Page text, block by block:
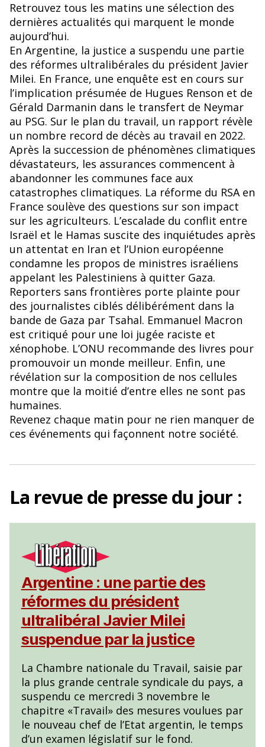
e
b
o
o
k
e
y
Retrouvez tous les matins une sélection des
dernières actualités qui marquent le monde
aujourd’hui.
En Argentine, la justice a suspendu une partie
des réformes ultralibérales du président Javier
Milei. En France, une enquête est en cours sur
l’implication présumée de Hugues Renson et de
Gérald Darmanin dans le transfert de Neymar
au PSG. Sur le plan du travail, un rapport révèle
un nombre record de décès au travail en 2022.
Après la succession de phénomènes climatiques
dévastateurs, les assurances commencent à
abandonner les communes face aux
catastrophes climatiques. La réforme du RSA en
France soulève des questions sur son impact
sur les agriculteurs. L’escalade du conflit entre
Israël et le Hamas suscite des inquiétudes après
un attentat en Iran et l’Union européenne
condamne les propos de ministres israéliens
appelant les Palestiniens à quitter Gaza.
Reporters sans frontières porte plainte pour
des journalistes ciblés délibérément dans la
bande de Gaza par Tsahal. Emmanuel Macron
est critiqué pour une loi jugée raciste et
xénophobe. L’ONU recommande des livres pour
promouvoir un monde meilleur. Enfin, une
révélation sur la composition de nos cellules
montre que la moitié d’entre elles ne sont pas
humaines.
Revenez chaque matin pour ne rien manquer de
ces événements qui façonnent notre société.
La revue de pressedu jour :
Argentine : une partie des
réformes du président
ultralibéral Javier Milei
suspendue par la justice
La Chambre nationale du Travail, saisie par
la plus grande centrale syndicale du pays, a
suspendu ce mercredi 3 novembre le
chapitre «Travail» des mesures voulues par
le nouveau chef de l’Etat argentin, le temps
d’un examen législatif sur le fond.